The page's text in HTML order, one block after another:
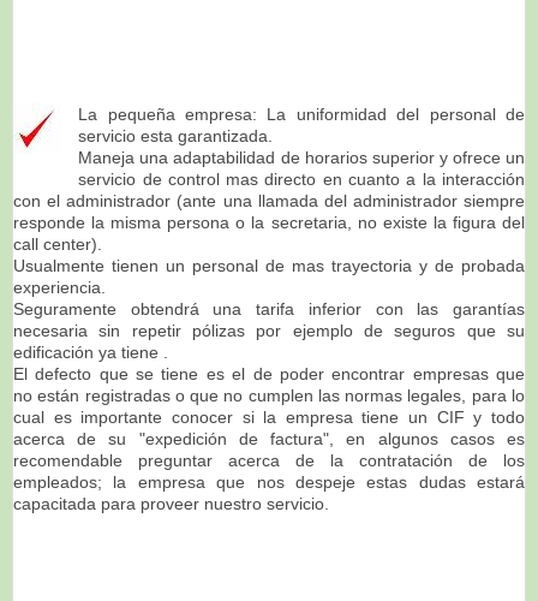
La pequeña empresa: La uniformidad del personal de
servicio esta garantizada.
Maneja una adaptabilidad de horarios superior y ofrece un
servicio de control mas directo en cuanto a la interacción
con el administrador (ante una llamada del administrador siempre
responde la misma persona o la secretaria, no existe la figura del
call center).
Usualmente tienen un personal de mas trayectoria y de probada
experiencia.
Seguramente obtendrá una tarifa inferior con las garantías
necesaria sin repetir pólizas por ejemplo de seguros que su
edificación ya tiene .
El defecto que se tiene es el de poder encontrar empresas que
no están registradas o que no cumplen las normas legales, para lo
cual es importante conocer si la empresa tiene un CIF y todo
acerca de su "expedición de factura", en algunos casos es
recomendable preguntar acerca de la contratación de los
empleados; la empresa que nos despeje estas dudas estará
capacitada para proveer nuestro servicio.